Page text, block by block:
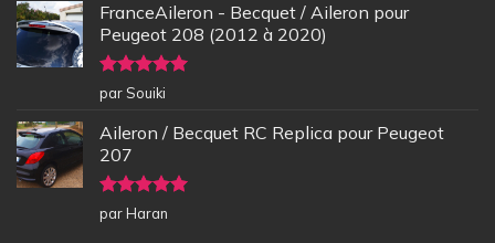
FranceAileron - Becquet / Aileron pour
Peugeot 208 (2012 à 2020)
Note5sur
5
par Souiki
Aileron / Becquet RC Replica pour Peugeot
207
Note5sur
5
par Haran